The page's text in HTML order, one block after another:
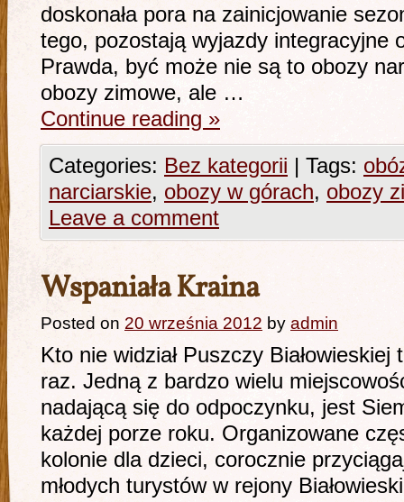
doskonała pora na zainicjowanie
tego, pozostają wyjazdy integracyjne
Prawda, być może nie są to obozy
obozy zimowe, ale …
Continue reading »
Categories: Bez kategorii | Tags:
narciarskie, obozy w górach, obozy
Leave a comment
Wspaniała Kraina
Posted on 20 września 2012 by admin
Kto nie widział Puszczy
raz. Jedną z bardzo wielu
nadającą się do odpoczynku, jest
każdej porze roku. Organizowane
kolonie dla dzieci, corocznie
młodych turystów w rejony